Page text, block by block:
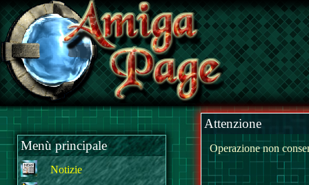
Menù principale
Notizie
Attenzione
Operazione non